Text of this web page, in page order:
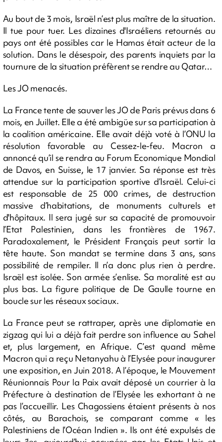
Au bout de 3 mois, Israël n’est plus maître de la situation.
Il tue pour tuer. Les dizaines d'Israéliens retournés au
pays ont été possibles car le Hamas était acteur de la
solution. Dans le désespoir, des parents inquiets par la
tournure de la situation préfèrent se rendre au Qatar…
Les JO menacés.
La France tente de sauver les JO de Paris prévus dans 6
mois, en Juillet. Elle a été ambigüe sur sa participation à
la coalition américaine. Elle avait déjà voté à l’ONU la
résolution favorable au Cessez-le-feu. Macron a
annoncé qu’il se rendra au Forum Economique Mondial
de Davos, en Suisse, le 17 janvier. Sa réponse est très
attendue sur la participation sportive d’Israël. Celui-ci
est responsable de 25 000 crimes, de destruction
massive d’habitations, de monuments culturels et
d'hôpitaux. Il sera jugé sur sa capacité de promouvoir
l’Etat Palestinien, dans les frontières de 1967.
Paradoxalement, le Président Français peut sortir la
tête haute. Son mandat se termine dans 3 ans, sans
possibilité de rempiler. Il n’a donc plus rien à perdre.
Israël est isolée. Son armée s’enlise. Sa moralité est au
plus bas. La figure politique de De Gaulle tourne en
boucle sur les réseaux sociaux.
La France peut se rattraper, après une diplomatie en
zigzag qui lui a déjà fait perdre son influence au Sahel
et, plus largement, en Afrique. C’est quand même
Macron qui a reçu Netanyahu à l’Elysée pour inaugurer
une exposition, en Juin 2018. A l’époque, le Mouvement
Réunionnais Pour la Paix avait déposé un courrier à la
Préfecture à destination de l’Elysée les exhortant à ne
pas l’accueillir. Les Chagossiens étaient présents à nos
côtés, au Barachois, se comparant comme « les
Palestiniens de l’Océan Indien ». Ils ont été expulsés de